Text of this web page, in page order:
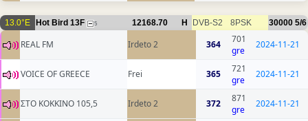
13.0°E Hot Bird 13F 5 12168.70 H DVB-S2 8PSK 30000 5/6
REAL FM Irdeto 2 364
701
gre
2024-11-21
VOICE OF GREECE Frei 365
721
gre
2024-11-21
ΣΤΟ ΚΟΚΚΙΝΟ 105,5 Irdeto 2 372
871
gre
2024-11-21